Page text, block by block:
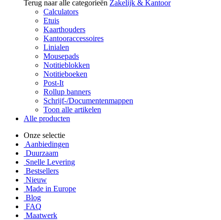
Terug naar alle categorieën Zakelijk & Kantoor
Calculators
Etuis
Kaarthouders
Kantooraccessoires
Linialen
Mousepads
Notitieblokken
Notitieboeken
Post-It
Rollup banners
Schrijf-/Documentenmappen
Toon alle artikelen
Alle producten
Onze selectie
Aanbiedingen
Duurzaam
Snelle Levering
Bestsellers
Nieuw
Made in Europe
Blog
FAQ
Maatwerk